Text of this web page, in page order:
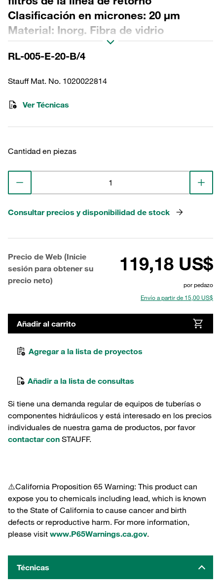
Clasificación en micrones: 20 µm
Material: Inorg. Fibra de vidrio
Diámetro exterior (mm): 41,5 Diámetro
interior (mm): 22,6 Longitud (mm): 91,5
RL-005-E-20-B/4
Stauff Mat. No. 1020022814
Ver Técnicas
Cantidad en piezas
Consultar precios y disponibilidad de stock
Precio de Web (Inicie
sesión para obtener su
precio neto)
119,18 US$
por pedazo
Envío a partir de 15,00 US$
Añadir al carrito
Agregar a la lista de proyectos
Añadir a la lista de consultas
Si tiene una demanda regular de equipos de tuberías o
componentes hidráulicos y está interesado en los precios
individuales de nuestra gama de productos, por favor
contactar con STAUFF.
⚠️California Proposition 65 Warning: This product can
expose you to chemicals including lead, which is known
to the State of California to cause cancer and birth
defects or reproductive harm. For more information,
please visit www.P65Warnings.ca.gov.
Técnicas